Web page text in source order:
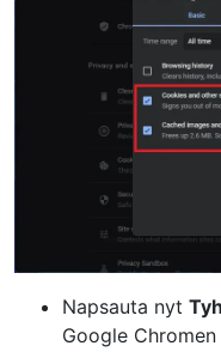
Napsauta nyt
Google